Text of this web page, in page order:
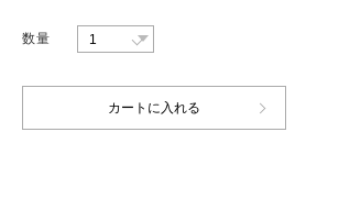
数量